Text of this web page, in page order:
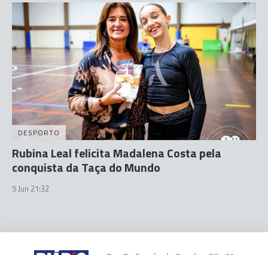
DESPORTO
Rubina Leal felicita Madalena Costa pela
conquista da Taça do Mundo
5 Jun 21:32